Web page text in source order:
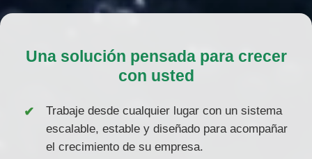
Una solución pensada para crecer
con usted
Trabaje desde cualquier lugar con un sistema
escalable, estable y diseñado para acompañar
el crecimiento de su empresa.